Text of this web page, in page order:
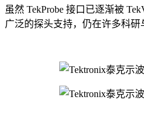
虽然 TekProbe 接口已逐渐被
广泛的探头支持，仍在许多科研